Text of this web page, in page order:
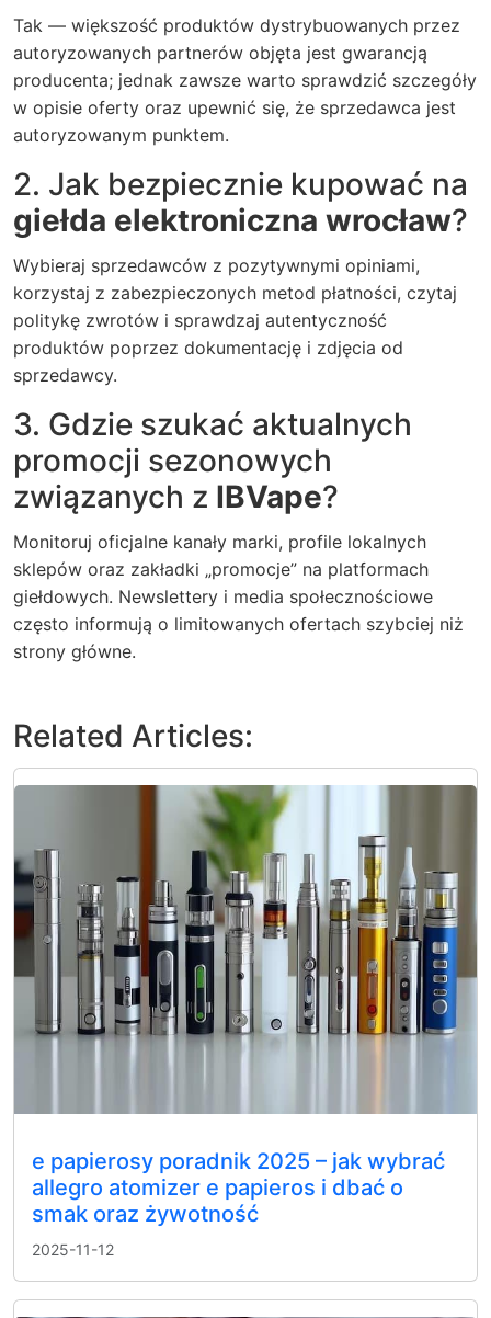
Tak — większość produktów dystrybuowanych przez
autoryzowanych partnerów objęta jest gwarancją
producenta; jednak zawsze warto sprawdzić szczegóły
w opisie oferty oraz upewnić się, że sprzedawca jest
autoryzowanym punktem.
2. Jak bezpiecznie kupować na
giełda elektroniczna wrocław?
Wybieraj sprzedawców z pozytywnymi opiniami,
korzystaj z zabezpieczonych metod płatności, czytaj
politykę zwrotów i sprawdzaj autentyczność
produktów poprzez dokumentację i zdjęcia od
sprzedawcy.
3. Gdzie szukać aktualnych
promocji sezonowych
związanych z IBVape?
Monitoruj oficjalne kanały marki, profile lokalnych
sklepów oraz zakładki „promocje” na platformach
giełdowych. Newslettery i media społecznościowe
często informują o limitowanych ofertach szybciej niż
strony główne.
Related Articles:
e papierosy poradnik 2025 – jak wybrać
allegro atomizer e papieros i dbać o
smak oraz żywotność
2025-11-12